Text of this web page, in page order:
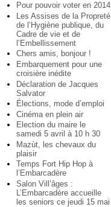
Pour pouvoir voter en 2014
Les Assises de la Propreté
de l’Hygiène publique, du
Cadre de vie et de
l’Embellissement
Chers amis, bonjour !
Embarquement pour une
croisière inédite
Déclaration de Jacques
Salvator
Élections, mode d’emploi
Cinéma en plein air
Election du maire le
samedi 5 avril à 10 h 30
Mazùt, les chevaux du
plaisir
Temps Fort Hip Hop à
l’Embarcadère
Salon Vill’âges :
L’Embarcadère accueille
les seniors ce jeudi 15 mai